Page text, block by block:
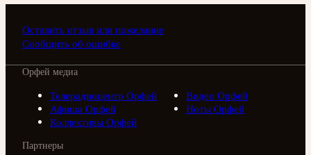
Оставить отзыв или пожелание
Сообщить об ошибке
Орфей медиа
Телерадиоцентр Орфей
Видео Орфей
Афиша Орфей
Ноты Орфей
Коллективы Орфей
Партнеры